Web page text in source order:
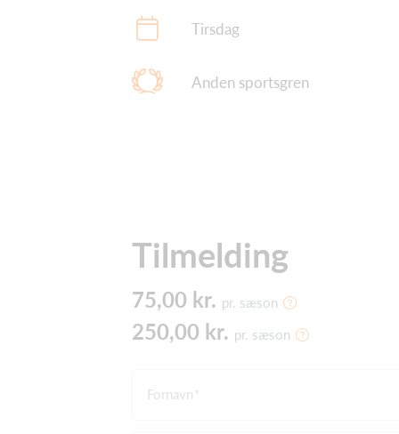
Tirsdag
Anden sportsgren
Tilmelding
75,00 kr. pr. sæson
250,00 kr. pr. sæson
Fornavn